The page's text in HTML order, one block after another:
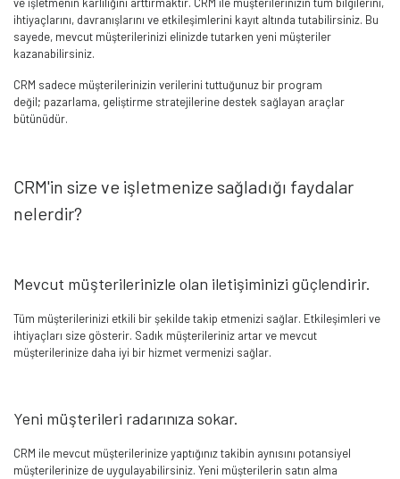
ve işletmenin karlılığını arttırmaktır. CRM ile müşterilerinizin tüm bilgilerini,
ihtiyaçlarını, davranışlarını ve etkileşimlerini kayıt altında tutabilirsiniz. Bu
sayede, mevcut müşterilerinizi elinizde tutarken yeni müşteriler
kazanabilirsiniz.
CRM sadece müşterilerinizin verilerini tuttuğunuz bir program
değil; pazarlama, geliştirme stratejilerine destek sağlayan araçlar
bütünüdür.
CRM'in size ve işletmenize sağladığı faydalar
nelerdir?
Mevcut müşterilerinizle olan iletişiminizi güçlendirir.
Tüm müşterilerinizi etkili bir şekilde takip etmenizi sağlar. Etkileşimleri ve
ihtiyaçları size gösterir. Sadık müşterileriniz artar ve mevcut
müşterilerinize daha iyi bir hizmet vermenizi sağlar.
Yeni müşterileri radarınıza sokar.
CRM ile mevcut müşterilerinize yaptığınız takibin aynısını potansiyel
müşterilerinize de uygulayabilirsiniz. Yeni müşterilerin satın alma